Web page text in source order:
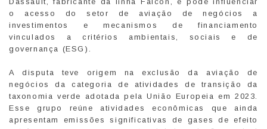
o acesso do setor de aviação de negócios a
investimentos e mecanismos de financiamento
vinculados a critérios ambientais, sociais e de
governança (ESG).
A disputa teve origem na exclusão da aviação de
negócios da categoria de atividades de transição da
taxonomia verde adotada pela União Europeia em 2023.
Esse grupo reúne atividades econômicas que ainda
apresentam emissões significativas de gases de efeito